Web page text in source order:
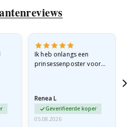
Ik heb onlangs een
prinsessenposter voor
licht…
Renea L
Geverifieerde koper
05.08.2026